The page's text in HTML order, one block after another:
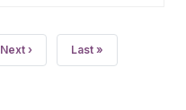
Página
Next › Última
Last »